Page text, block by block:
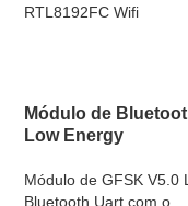
RTL8192FC Wifi
Módulo de
Low Energy
Módulo de GFSK V5.0
Bluetooth Uart com o